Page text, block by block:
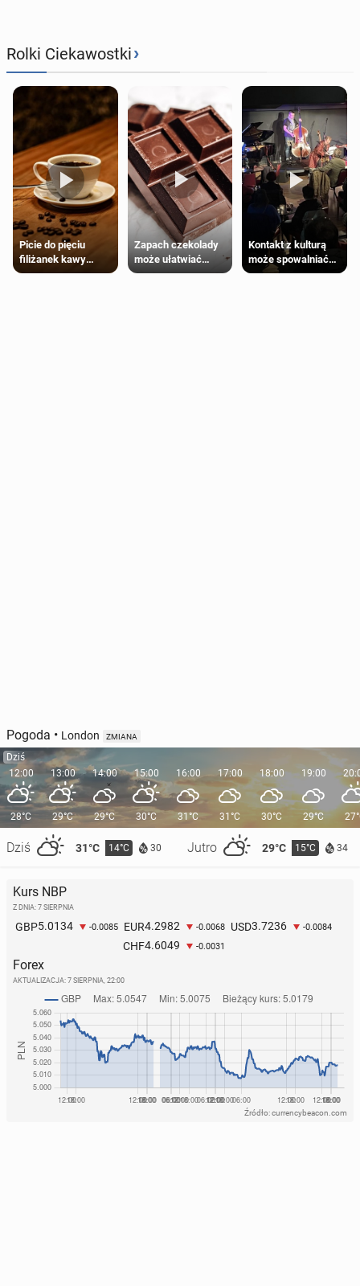
Rolki Ciekawostki›
Picie do pięciu
filiżanek kawy
dziennie jest
Zapach czekolady
może ułatwiać
trening siłowy
Kontakt z kulturą
może spowalniać
starzenie
Pogoda • London ZMIANA
Dziś
12:00
28°C
Dziś 31°C 14°C 30 Jutro 29°C 15°C 34
13:00
29°C
14:00
29°C
15:00
30°C
16:00
31°C
17:00
31°C
18:00
30°C
19:00
29°C
Kurs NBP
Z DNIA: 7 SIERPNIA
GBP5.0134 -0.0085 EUR4.2982 -0.0068 USD3.7236 -0.0084
CHF4.6049 -0.0031
Forex
AKTUALIZACJA: 7 SIERPNIA, 22:00
Źródło: currencybeacon.com